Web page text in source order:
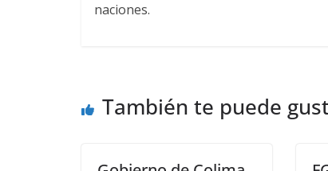
naciones.
También te puede